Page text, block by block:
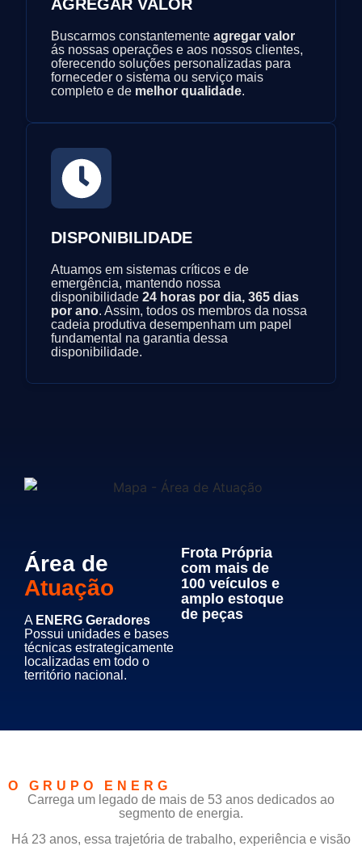
AGREGAR VALOR
Buscarmos constantementeagregar valor
ás nossas operações e aos nossos clientes,
oferecendo soluções personalizadas para
forneceder o sistema ou serviço mais
completo e de melhor qualidade.
DISPONIBILIDADE
Atuamos em sistemas críticos e de
emergência, mantendo nossa
disponibilidade24 horas por dia, 365 dias
por ano. Assim, todos os membros da nossa
cadeia produtiva desempenham um papel
fundamental na garantia dessa
disponibilidade.
Área de
Atuação
A ENERG Geradores
Possui unidades e bases
técnicas estrategicamente
localizadas em todo o
território nacional.
Frota Própria
com mais de
100 veículos e
amplo estoque
de peças
O GRUPO ENERG
Carrega um legado de mais de 53 anos dedicados ao
segmento de energia.
Há 23 anos, essa trajetória de trabalho, experiência e visão